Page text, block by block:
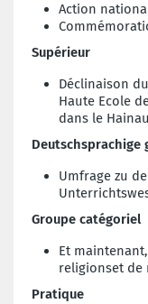
Action
Supérieur
Déclinaison
Haute Ecole
dans le
Deutschsprachige
Umfrage zu
Groupe catégoriel
Et
religionset de
Pratique